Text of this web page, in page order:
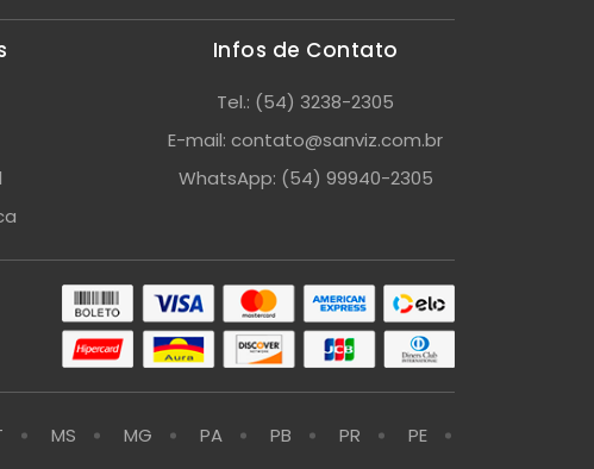
Infos de Contato
Tel.: (54) 3238-2305
E-mail: contato@sanviz.com.br
WhatsApp: (54) 99940-2305
MS MG PA PB PR
PE